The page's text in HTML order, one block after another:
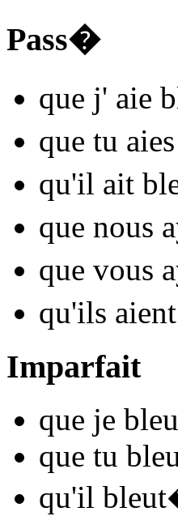
Pass�
que j' aie
que tu
qu'il ait
que nous
que vous
qu'ils
Imparfait
que je
que tu
qu'il bleut